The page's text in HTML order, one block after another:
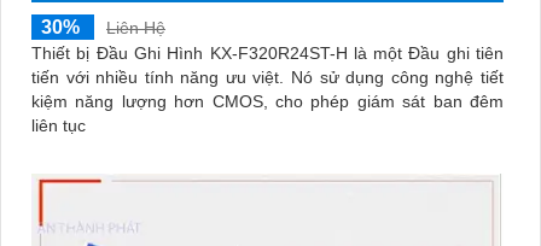
30%
Liên Hệ
Thiết bị Đầu Ghi Hình KX-F320R24ST-H là một Đầu ghi tiên
tiến với nhiều tính năng ưu việt. Nó sử dụng công nghệ tiết
kiệm năng lượng hơn CMOS, cho phép giám sát ban đêm
liên tục